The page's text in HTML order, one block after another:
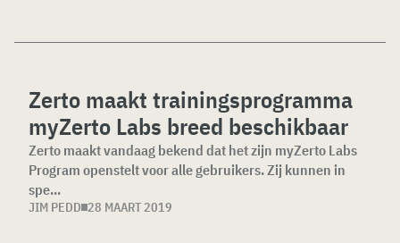
Zerto maakt trainingsprogramma
myZerto Labs breed beschikbaar
Zerto maakt vandaag bekend dat het zijn myZerto Labs
Program openstelt voor alle gebruikers. Zij kunnen in
spe...
JIM PEDD 28 MAART 2019